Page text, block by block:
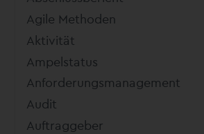
Agile Methoden
Aktivität
Ampelstatus
Anforderungsmanagement
Audit
Auftraggeber